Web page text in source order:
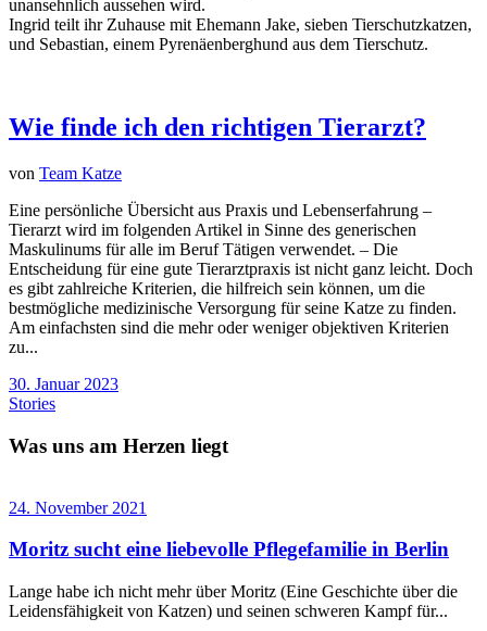
unansehnlich aussehen wird.
Ingrid teilt ihr Zuhause mit Ehemann Jake, sieben Tierschutzkatzen,
und Sebastian, einem Pyrenäenberghund aus dem Tierschutz.
Wie finde ich den richtigen Tierarzt?
von Team Katze
Eine persönliche Übersicht aus Praxis und Lebenserfahrung –
Tierarzt wird im folgenden Artikel in Sinne des generischen
Maskulinums für alle im Beruf Tätigen verwendet. – Die
Entscheidung für eine gute Tierarztpraxis ist nicht ganz leicht. Doch
es gibt zahlreiche Kriterien, die hilfreich sein können, um die
bestmögliche medizinische Versorgung für seine Katze zu finden.
Am einfachsten sind die mehr oder weniger objektiven Kriterien
zu...
30. Januar 2023
Stories
Was uns am Herzen liegt
24. November 2021
Moritz sucht eine liebevolle Pflegefamilie in Berlin
Lange habe ich nicht mehr über Moritz (Eine Geschichte über die
Leidensfähigkeit von Katzen) und seinen schweren Kampf für...